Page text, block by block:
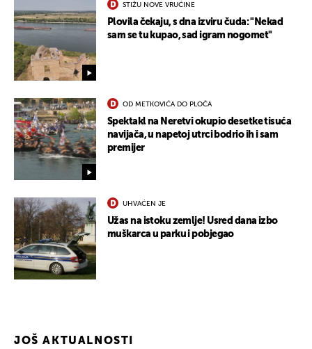
STIŽU NOVE VRUĆINE
Plovila čekaju, s dna izviru čuda: "Nekad
sam se tu kupao, sad igram nogomet"
OD METKOVIĆA DO PLOČA
Spektakl na Neretvi okupio desetke tisuća
navijača, u napetoj utrci bodrio ih i sam
premijer
UHVAĆEN JE
Užas na istoku zemlje! Usred dana izbo
muškarca u parku i pobjegao
JOŠ AKTUALNOSTI
UKLJUČITE NOTIFIKACIJE